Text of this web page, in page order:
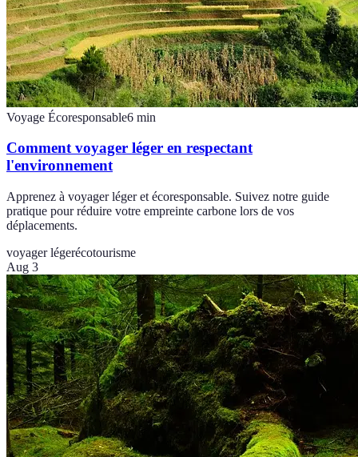
Voyage Écoresponsable6 min
Comment voyager léger en respectant
l'environnement
Apprenez à voyager léger et écoresponsable. Suivez notre guide
pratique pour réduire votre empreinte carbone lors de vos
déplacements.
voyager légerécotourisme
Aug 3